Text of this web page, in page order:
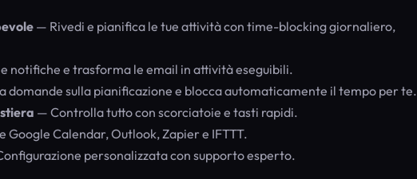
— Rivedi e pianifica le tue attività con time-blocking giornaliero,
notifiche e trasforma le email in attività eseguibili.
domande sulla pianificazione e blocca automaticamente il tempo per te.
— Controlla tutto con scorciatoie e tasti rapidi.
Calendar, Outlook, Zapier e IFTTT.
personalizzata con supporto esperto.